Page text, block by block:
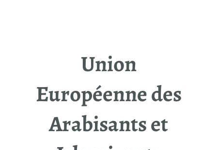
Union
Européenne des
Arabisants et